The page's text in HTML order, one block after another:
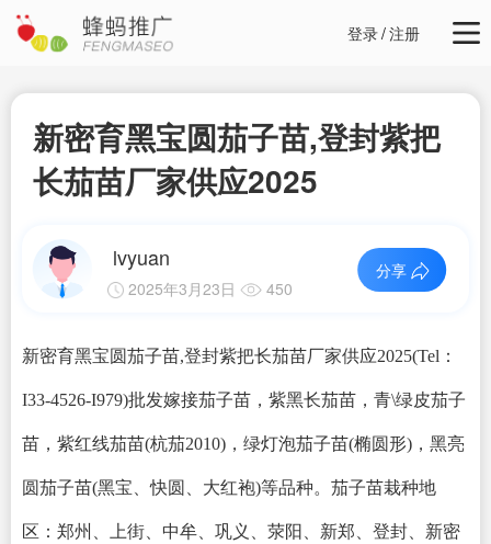
登录/注册
新密育黑宝圆茄子苗,登封紫把
长茄苗厂家供应2025
lvyuan
2025年3月23日 450
分享
新密育黑宝圆茄子苗,登封紫把长茄苗厂家供应2025(Tel：
I33-4526-I979)批发嫁接茄子苗，紫黑长茄苗，青\绿皮茄子
苗，紫红线茄苗(杭茄2010)，绿灯泡茄子苗(椭圆形)，黑亮
圆茄子苗(黑宝、快圆、大红袍)等品种。茄子苗栽种地
区：郑州、上街、中牟、巩义、荥阳、新郑、登封、新密